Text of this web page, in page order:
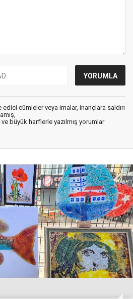
cümleler veya imalar, inançlara saldırı
büyük harflerle yazılmış yorumlar